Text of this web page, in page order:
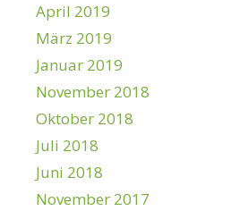
April 2019
März 2019
Januar 2019
November 2018
Oktober 2018
Juli 2018
Juni 2018
November 2017